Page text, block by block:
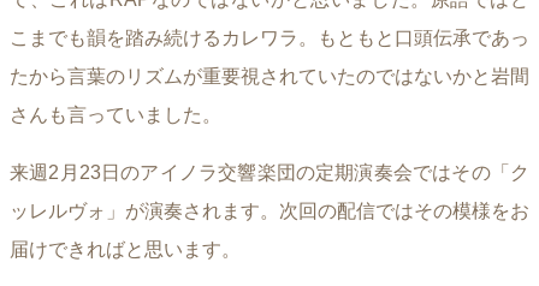
こまでも韻を踏み続けるカレワラ。もともと口頭伝承であっ
たから言葉のリズムが重要視されていたのではないかと岩間
さんも言っていました。
来週2月23日のアイノラ交響楽団の定期演奏会ではその「ク
ッレルヴォ」が演奏されます。次回の配信ではその模様をお
届けできればと思います。